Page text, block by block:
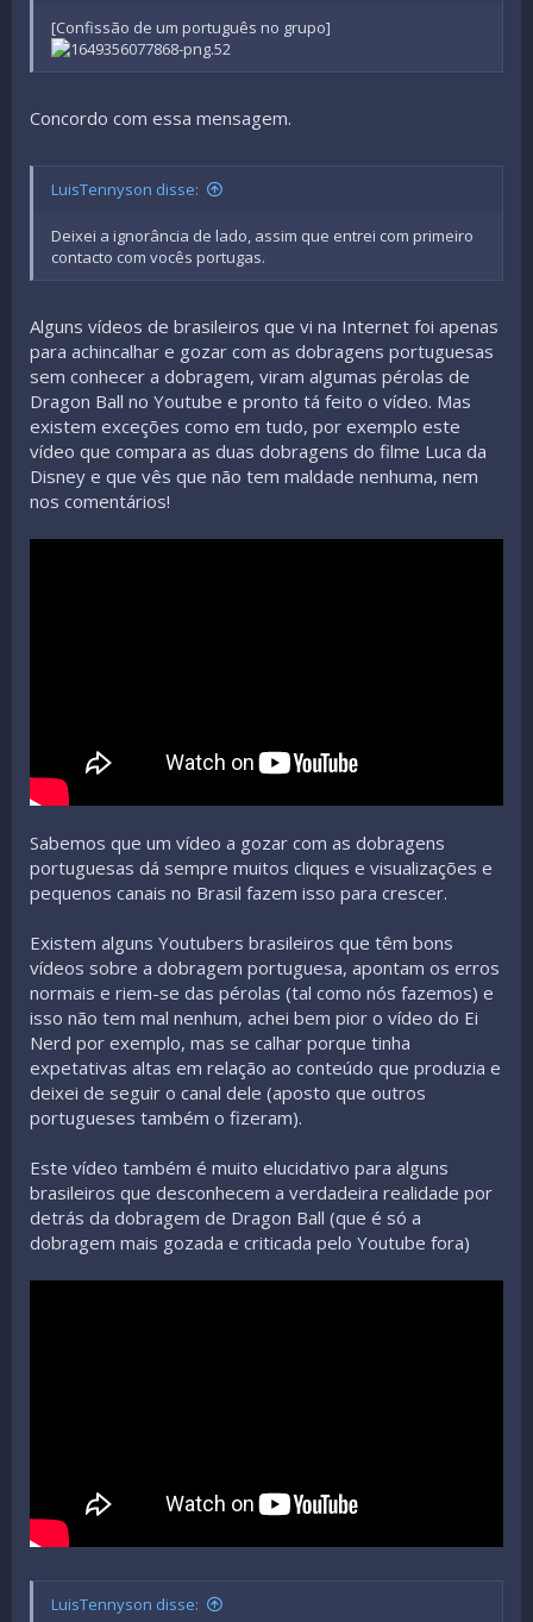
[Confissão de um português no grupo]
Concordo com essa mensagem.
LuisTennyson disse:
Deixei a ignorância de lado, assim que entrei com primeiro
contacto com vocês portugas.
Alguns vídeos de brasileiros que vi na Internet foi apenas
para achincalhar e gozar com as dobragens portuguesas
sem conhecer a dobragem, viram algumas pérolas de
Dragon Ball no Youtube e pronto tá feito o vídeo. Mas
existem exceções como em tudo, por exemplo este
vídeo que compara as duas dobragens do filme Luca da
Disney e que vês que não tem maldade nenhuma, nem
nos comentários!
Sabemos que um vídeo a gozar com as dobragens
portuguesas dá sempre muitos cliques e visualizações e
pequenos canais no Brasil fazem isso para crescer.
Existem alguns Youtubers brasileiros que têm bons
vídeos sobre a dobragem portuguesa, apontam os erros
normais e riem-se das pérolas (tal como nós fazemos) e
isso não tem mal nenhum, achei bem pior o vídeo do Ei
Nerd por exemplo, mas se calhar porque tinha
expetativas altas em relação ao conteúdo que produzia e
deixei de seguir o canal dele (aposto que outros
portugueses também o fizeram).
Este vídeo também é muito elucidativo para alguns
brasileiros que desconhecem a verdadeira realidade por
detrás da dobragem de Dragon Ball (que é só a
dobragem mais gozada e criticada pelo Youtube fora)
LuisTennyson disse: